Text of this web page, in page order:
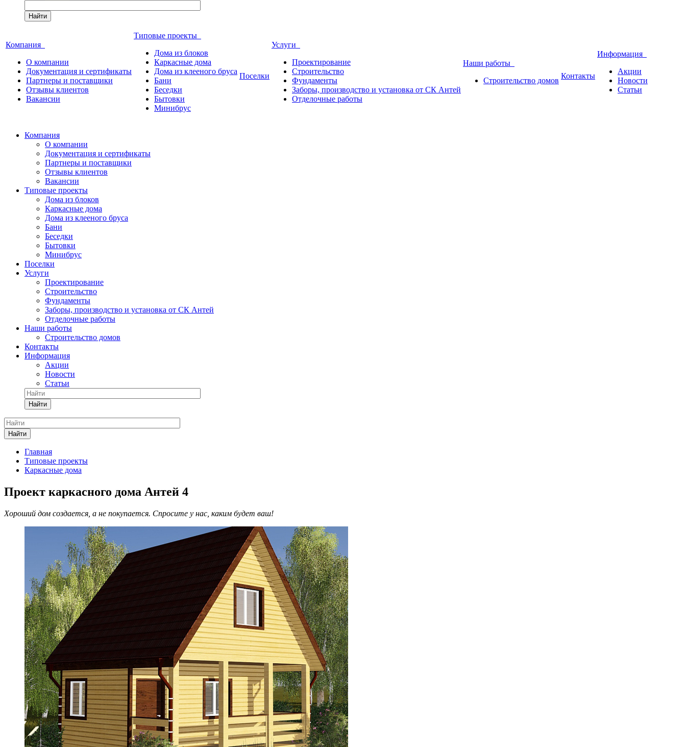
Найти
Компания
О компании
Документация и сертификаты
Партнеры и поставщики
Отзывы клиентов
Вакансии
Типовые проекты
Дома из блоков
Каркасные дома
Дома из клееного бруса
Бани
Беседки
Бытовки
Минибрус
Поселки
Услуги
Проектирование
Строительство
Фундаменты
Заборы, производство и установка от СК Антей
Отделочные работы
Наши работы
Строительство домов
Контакты
Информация
Акции
Новости
Статьи
Компания
О компании
Документация и сертификаты
Партнеры и поставщики
Отзывы клиентов
Вакансии
Типовые проекты
Дома из блоков
Каркасные дома
Дома из клееного бруса
Бани
Беседки
Бытовки
Минибрус
Поселки
Услуги
Проектирование
Строительство
Фундаменты
Заборы, производство и установка от СК Антей
Отделочные работы
Наши работы
Строительство домов
Контакты
Информация
Акции
Новости
Статьи
Найти
Найти
Главная
Типовые проекты
Каркасные дома
Проект каркасного дома Антей 4
Хороший дом создается, а не покупается. Спросите у нас, каким будет ваш!